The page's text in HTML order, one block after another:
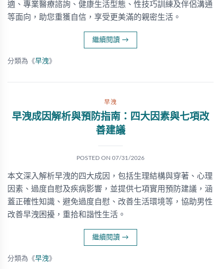
適、專業醫療諮詢、健康生活型態、性技巧訓練及伴侶溝通
等面向，助您重獲自信，享受更美滿的親密生活。
繼續閱讀 →
分類為《早洩》
早洩
早洩成因解析與預防指南：四大因素與七項改
善建議
POSTED ON 07/31/2026
本文深入解析早洩的四大成因，包括生理結構與穿著、心理
因素、過度自慰及疾病影響，並提供七項實用預防建議，涵
蓋正確性知識、避免過度自慰、改善生活環境等，協助男性
改善早洩困擾，重拾和諧性生活。
繼續閱讀 →
分類為《早洩》